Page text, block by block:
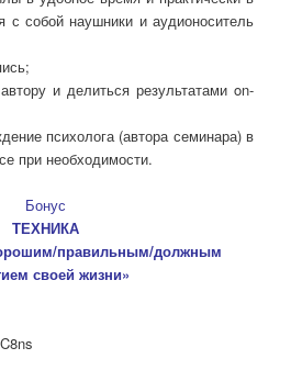
собой наушники и аудионоситель
и делиться результатами on-
психолога (автора семинара) в
при необходимости.
Бонус
ТЕХНИКА
правильным/должным
своей жизни»